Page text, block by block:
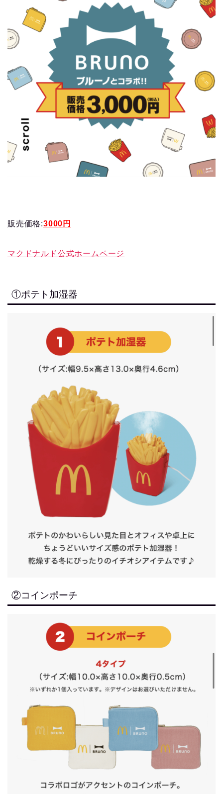
販売価格:3000円
マクドナルド公式ホームページ
①ポテト加湿器
②コインポーチ